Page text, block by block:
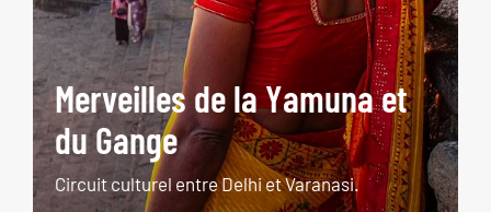
Merveilles de la Yamuna et
du Gange
Circuit culturel entre Delhi et Varanasi.